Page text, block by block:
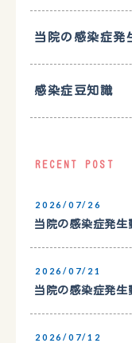
当院の感染症発
感染症豆知識
RECENT POST
2026/07/26
当院の感染症発
2026/07/21
当院の感染症発
2026/07/12